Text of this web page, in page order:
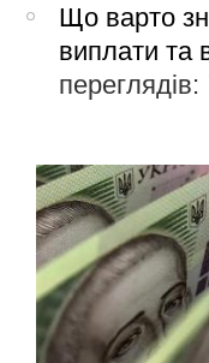
Що варто
виплати та
переглядів: